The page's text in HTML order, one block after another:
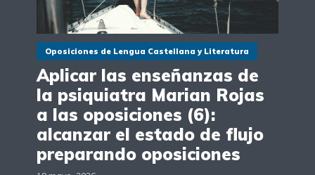
Oposiciones de Lengua Castellana y Literatura
Aplicar las enseñanzas de
la psiquiatra Marian Rojas
a las oposiciones (6):
alcanzar el estado de flujo
preparando oposiciones